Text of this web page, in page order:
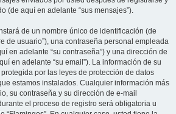
(de aquí en adelante “sus mensajes”).
de un nombre único de identificación (de
de usuario”), una contraseña personal empleada
en adelante “su contraseña”) y una dirección de
en adelante “su email”). La información de su
protegida por las leyes de protección de datos
estamos instalados. Cualquier información más
su contraseña y su dirección de e-mail
el proceso de registro será obligatoria u